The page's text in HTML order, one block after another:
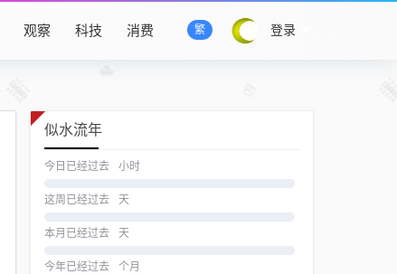
登录
繁
观察 科技 消费
似水流年
今日已经过去 小时
这周已经过去 天
本月已经过去 天
今年已经过去 个月